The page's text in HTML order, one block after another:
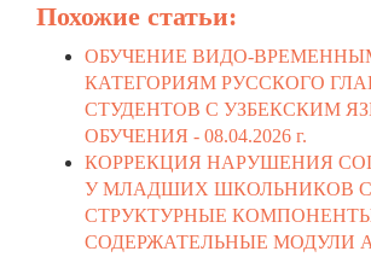
Похожие статьи:
ОБУЧЕНИЕ ВИДО-
КАТЕГОРИЯМ РУССКОГО
СТУДЕНТОВ С УЗБЕКСКИМ
ОБУЧЕНИЯ - 08.04.2026 г.
КОРРЕКЦИЯ НАРУШЕНИЯ
У МЛАДШИХ ШКОЛЬНИКОВ С
СТРУКТУРНЫЕ
СОДЕРЖАТЕЛЬНЫЕ МОДУЛИ